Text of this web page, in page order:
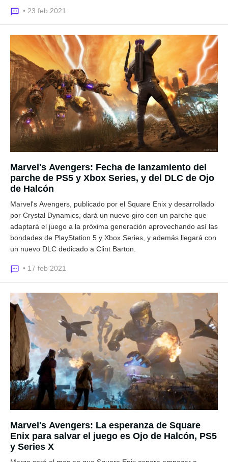
• 23 feb 2021
Marvel's Avengers: Fecha de lanzamiento del
parche de PS5 y Xbox Series, y del DLC de Ojo
de Halcón
Marvel's Avengers, publicado por el Square Enix y desarrollado
por Crystal Dynamics, dará un nuevo giro con un parche que
adaptará el juego a la próxima generación aprovechando así las
bondades de PlayStation 5 y Xbox Series, y además llegará con
un nuevo DLC dedicado a Clint Barton.
• 17 feb 2021
Marvel's Avengers: La esperanza de Square
Enix para salvar el juego es Ojo de Halcón, PS5
y Series X